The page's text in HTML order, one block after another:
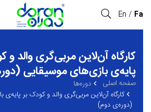
Fa
En
کارگاه آن‌لاین مربی‌گری والد و
پایه‌ی بازی‌های موسیقایی
صفحه اصلی
‏دوره‌ها
کارگاه آن‌لاین مربی‌گری والد و کودک بر
(دوره‌ی دوم)